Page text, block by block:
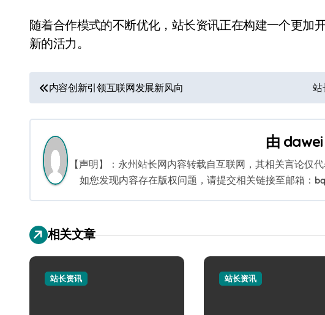
随着合作模式的不断优化，站长资讯正在构建一个更加
新的活力。
文
章
导
航
内容创新引领互联网发展新风向 站
由 dawei
【声明】：永州站长网内容转载自互联网，其相关言论仅
如您发现内容存在版权问题，请提交相关链接至邮箱：
相关文章
站长资讯 站长资讯